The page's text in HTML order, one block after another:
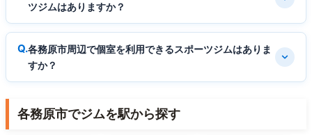
ツジムはありますか？
各務原市周辺で個室を利用できるスポーツジムはありま
すか？
各務原市でジムを駅から探す